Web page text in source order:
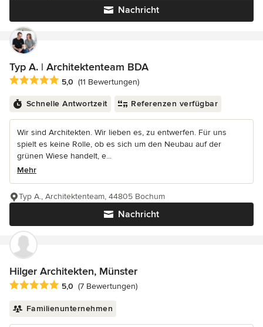
Nachricht
Typ A. | Architektenteam BDA
Durchschnittliche Bewertung: 5 von 5 Sternen
5,0 (11 Bewertungen)
Schnelle Antwortzeit Referenzen verfügbar
Wir sind Architekten. Wir lieben es, zu entwerfen. Für uns
spielt es keine Rolle, ob es sich um den Neubau auf der
grünen Wiese handelt, e...
Mehr
Nachricht
Typ A., Architektenteam, 44805 Bochum
Hilger Architekten, Münster
Durchschnittliche Bewertung: 5 von 5 Sternen
5,0 (7 Bewertungen)
Familienunternehmen